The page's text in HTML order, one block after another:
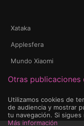
Xataka
Applesfera
Mundo Xiaomi
Otras publicaciones
Utilizamos cookies de
de audiencia y mostrar
tu navegación. Si
Más información